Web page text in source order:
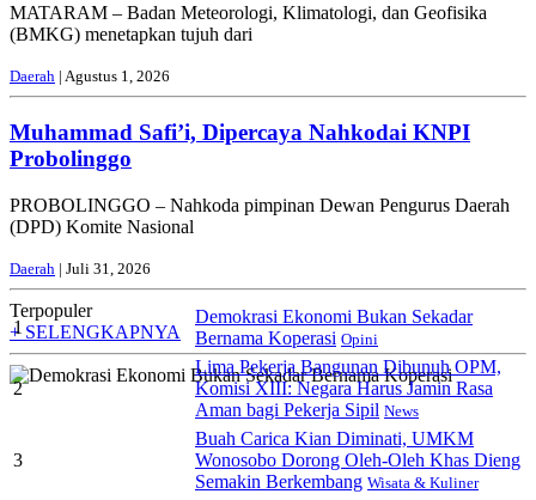
MATARAM – Badan Meteorologi, Klimatologi, dan Geofisika
(BMKG) menetapkan tujuh dari
Daerah | Agustus 1, 2026
Muhammad Safi’i, Dipercaya Nahkodai KNPI
Probolinggo
PROBOLINGGO – Nahkoda pimpinan Dewan Pengurus Daerah
(DPD) Komite Nasional
Daerah | Juli 31, 2026
Terpopuler
+ SELENGKAPNYA
1
Demokrasi Ekonomi Bukan Sekadar
Bernama Koperasi Opini
2
Lima Pekerja Bangunan Dibunuh OPM,
Komisi XIII: Negara Harus Jamin Rasa
Aman bagi Pekerja Sipil News
3
Buah Carica Kian Diminati, UMKM
Wonosobo Dorong Oleh-Oleh Khas Dieng
Semakin Berkembang Wisata & Kuliner